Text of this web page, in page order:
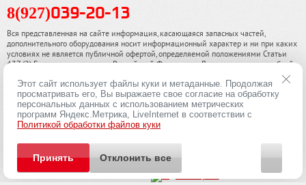
8(927)039-20-13
Вся представленная на сайте информация, касающаяся запасных частей,
дополнительного оборудования носит информационный характер и ни при каких
условиях не является публичной офертой, определяемой положениями Статьи
437 (2) Гражданского кодекса Российской Федерации. Для получения подробной
информации, пожалуйста, обращайтесь к нашим специалистам. чинамобил.рф ©
2013-2026. Все права охраняются законом.
Политика конфиденциальности
Этот сайт использует файлы куки и метаданные. Продолжая
просматривать его, Вы выражаете свое согласие на обработку
персональных данных с использованием метрических
программ Яндекс.Метрика, LiveInternet в соответствии с
Политикой обработки файлов куки
Принять Отклонить все